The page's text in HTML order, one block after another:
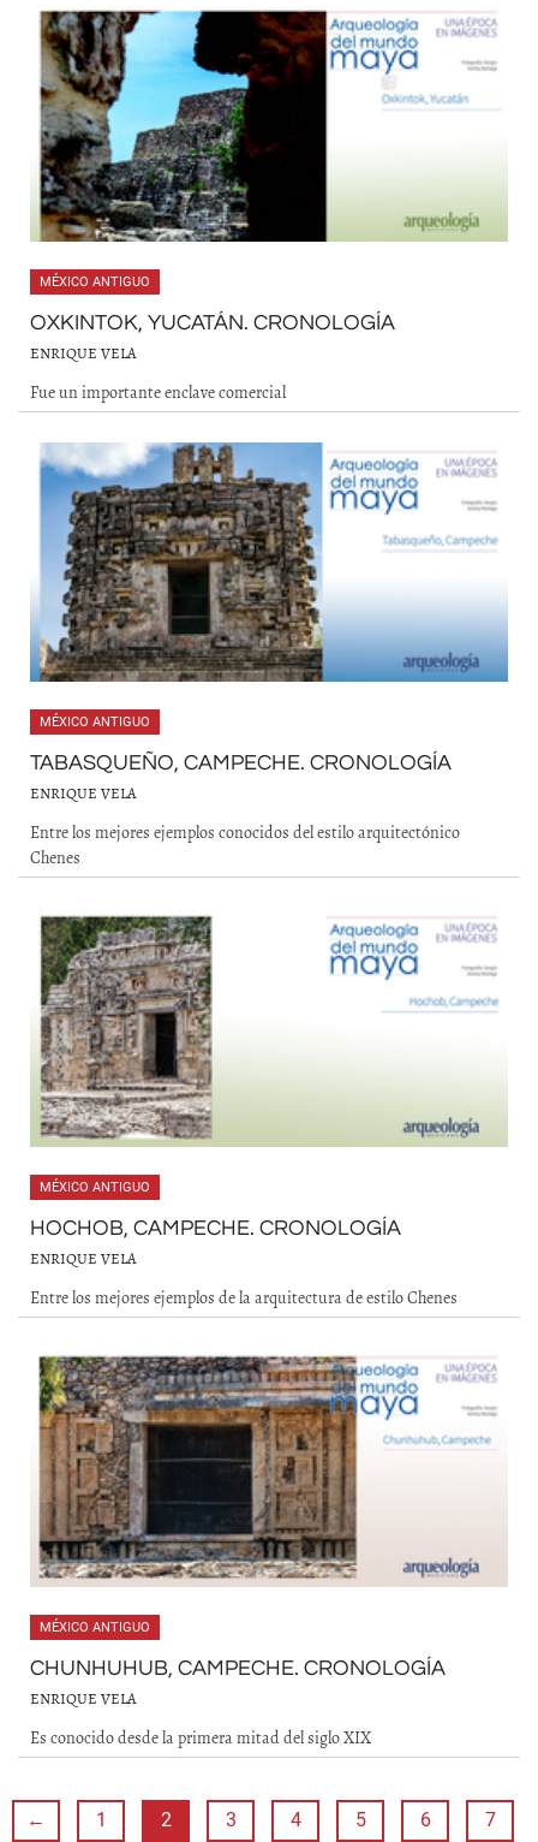
MÉXICO ANTIGUO
OXKINTOK, YUCATÁN. CRONOLOGÍA
ENRIQUE VELA
Fue un importante enclave comercial
MÉXICO ANTIGUO
TABASQUEÑO, CAMPECHE. CRONOLOGÍA
ENRIQUE VELA
Entre los mejores ejemplos conocidos del estilo arquitectónico
Chenes
MÉXICO ANTIGUO
HOCHOB, CAMPECHE. CRONOLOGÍA
ENRIQUE VELA
Entre los mejores ejemplos de la arquitectura de estilo Chenes
MÉXICO ANTIGUO
CHUNHUHUB, CAMPECHE. CRONOLOGÍA
ENRIQUE VELA
Es conocido desde la primera mitad del siglo XIX
← 1 2 3 4 5 6 7